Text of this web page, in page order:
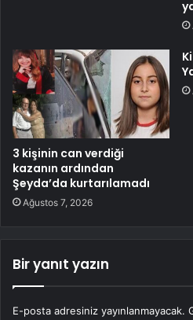
3 kişinin can verdiği
kazanın ardından
Şeyda’da kurtarılamadı
Ağustos 7, 2026
Bir yanıt yazın
E-posta adresiniz yayınlanmayacak.